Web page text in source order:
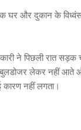
और दुकान के विध्वंस
ने पिछली रात सड़क
लेकर नहीं आते और
कारण नहीं लगता।